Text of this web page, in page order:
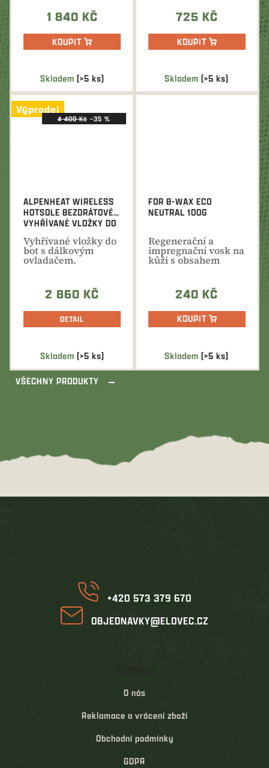
Skladem (>5 ks)
1 840 KČ
KOUPIT
Skladem(>5 ks)
725 KČ
KOUPIT
Výprodej
4 400 Kč –35 %
Skladem (>5 ks)
ALPENHEAT WIRELESS
HOTSOLE BEZDRÁTOVÉ
VYHŘÍVANÉ VLOŽKY DO
Vyhřívané vložky do
bot s dálkovým
ovladačem.
2 860 KČ
DETAIL
Skladem(>5 ks)
FOR B-WAX ECO
NEUTRAL 100G
Regenerační a
impregnační vosk na
kůži s obsahem
240 KČ
KOUPIT
VŠECHNY PRODUKTY
+420 573 379 670
OBJEDNAVKY@ELOVEC.CZ
O nás
Reklamace a vrácení zboží
Obchodní podmínky
GDPR